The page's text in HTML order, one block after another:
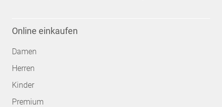
Online einkaufen
Damen
Herren
Kinder
Premium